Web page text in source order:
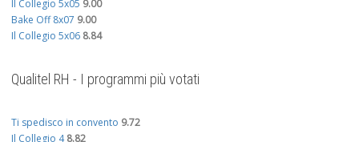
Il Collegio 5x05 9.00
Bake Off 8x07 9.00
Il Collegio 5x06 8.84
Qualitel RH - I programmi più votati
Ti spedisco in convento 9.72
Il Collegio 4 8.82